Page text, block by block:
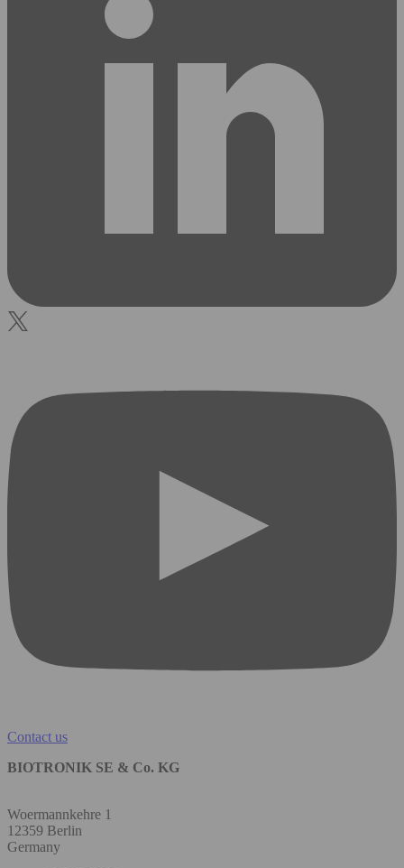
Contact us
BIOTRONIK SE & Co. KG
Woermannkehre 1
12359 Berlin
Germany